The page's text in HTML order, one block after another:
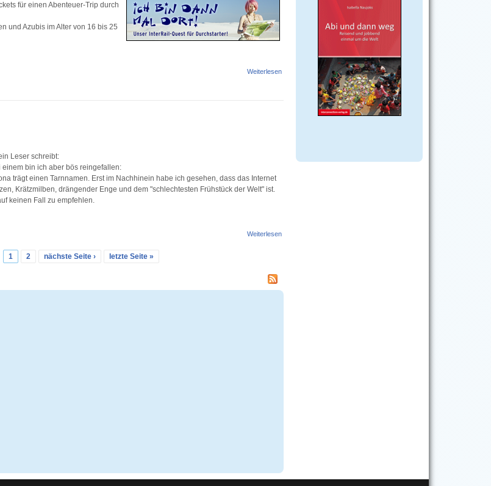
für einen Abenteuer-Trip durch
und Azubis im Alter von 16 bis 25
Weiterlesen über Ich bin dann mal dort! Anmelden. Gewinnen. Durchstarten!
Leser schreibt:
bin ich aber bös reingefallen:
trägt einen Tarnnamen. Erst im Nachhinein habe ich gesehen, dass das Internet
Krätzmilben, drängender Enge und dem "schlechtesten Frühstück der Welt" ist.
keinen Fall zu empfehlen.
Weiterlesen
1 2 nächste Seite › letzte Seite »